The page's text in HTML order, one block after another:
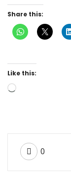
Share this:
Like this:
0